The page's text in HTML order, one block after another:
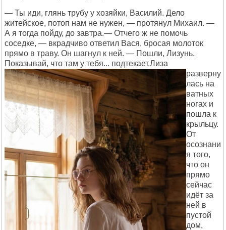
— Ты иди, глянь трубу у хозяйки, Василий. Дело
житейское, потоп нам не нужен, — протянул Михаил. —
А я тогда пойду, до завтра.— Отчего ж не помочь
соседке, — вкрадчиво ответил Вася, бросая молоток
прямо в траву. Он шагнул к ней. — Пошли, Лизунь.
Показывай, что там у тебя... подтекает.Лиза
разверну
лась на
ватных
ногах и
пошла к
крыльцу.
От
осознани
я того,
что он
прямо
сейчас
идёт за
ней в
пустой
дом,